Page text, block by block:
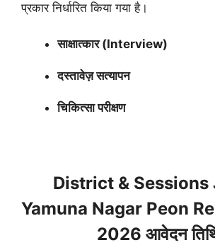
प्रकार निर्धारित किया गया है।
साक्षात्कार (Interview)
दस्तावेज़ सत्यापन
चिकित्सा परीक्षण
District & Sessions
Yamuna Nagar Peon
2026 आवेदन